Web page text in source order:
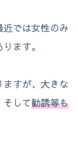
近では女性のみ
ます。
すが、大きな
そして勧誘等も